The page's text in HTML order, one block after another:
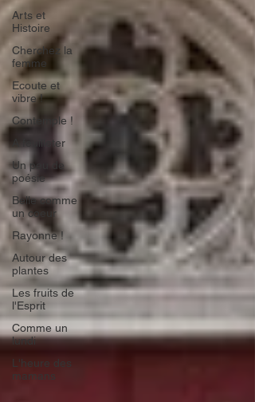
Arts et
Histoire
Cherchez la
femme
Ecoute et
vibre !
Contemple !
A feuilleter
Un peu de
poésie
Belle comme
un coeur
Rayonne !
Autour des
plantes
Les fruits de
l'Esprit
Comme un
lundi
L'heure des
mamans